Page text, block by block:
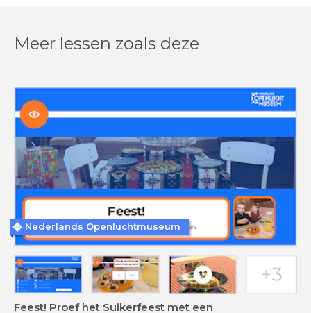
Meer lessen zoals deze
Feest! Proef het Suikerfeest met een
Nederlands Openluchtmuseum